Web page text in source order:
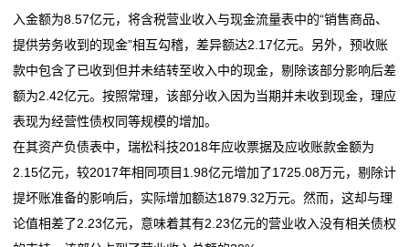
入金额为8.57亿元，将含税营业收入与现金流量表中的“销售商品、
提供劳务收到的现金”相互勾稽，差异额达2.17亿元。另外，预收账
款中包含了已收到但并未结转至收入中的现金，剔除该部分影响后差
额为2.42亿元。按照常理，该部分收入因为当期并未收到现金，理应
表现为经营性债权同等规模的增加。
在其资产负债表中，瑞松科技2018年应收票据及应收账款金额为
2.15亿元，较2017年相同项目1.98亿元增加了1725.08万元，剔除计
提坏账准备的影响后，实际增加额达1879.32万元。然而，这却与理
论值相差了2.23亿元，意味着其有2.23亿元的营业收入没有相关债权